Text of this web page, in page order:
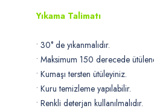
Yıkama Talimatı
• 30° de yıkanmalıdır.
• Maksimum 150 derecede
• Kumaşı tersten ütüleyiniz.
• Kuru temizleme yapılabilir.
• Renkli deterjan kullanılmalıdır.